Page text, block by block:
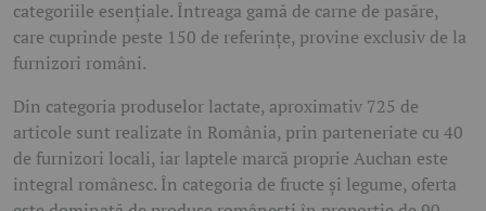
categoriile esențiale. Întreaga gamă de carne de pasăre,
care cuprinde peste 150 de referințe, provine exclusiv de la
furnizori români.
Din categoria produselor lactate, aproximativ 725 de
articole sunt realizate în România, prin parteneriate cu 40
de furnizori locali, iar laptele marcă proprie Auchan este
integral românesc. În categoria de fructe și legume, oferta